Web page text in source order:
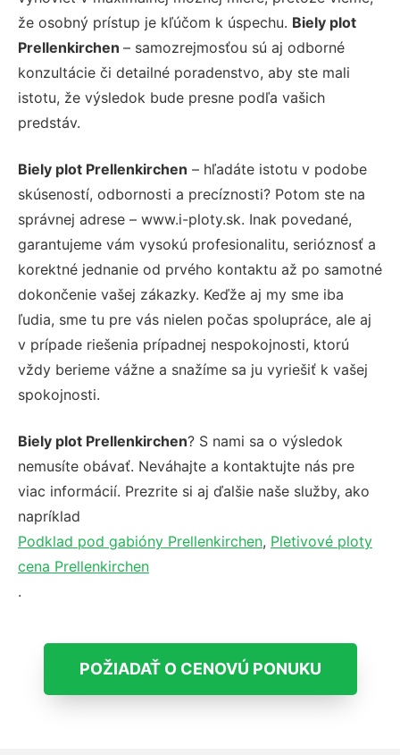
že osobný prístup je kľúčom k úspechu. Biely plot
Prellenkirchen – samozrejmosťou sú aj odborné
konzultácie či detailné poradenstvo, aby ste mali
istotu, že výsledok bude presne podľa vašich
predstáv.
Biely plot Prellenkirchen – hľadáte istotu v podobe
skúseností, odbornosti a precíznosti? Potom ste na
správnej adrese – www.i-ploty.sk. Inak povedané,
garantujeme vám vysokú profesionalitu, serióznosť a
korektné jednanie od prvého kontaktu až po samotné
dokončenie vašej zákazky. Keďže aj my sme iba
ľudia, sme tu pre vás nielen počas spolupráce, ale aj
v prípade riešenia prípadnej nespokojnosti, ktorú
vždy berieme vážne a snažíme sa ju vyriešiť k vašej
spokojnosti.
Biely plot Prellenkirchen? S nami sa o výsledok
nemusíte obávať. Neváhajte a kontaktujte nás pre
viac informácií. Prezrite si aj ďalšie naše služby, ako
napríklad
Podklad pod gabióny Prellenkirchen, Pletivové ploty
cena Prellenkirchen
.
POŽIADAŤ O CENOVÚ PONUKU